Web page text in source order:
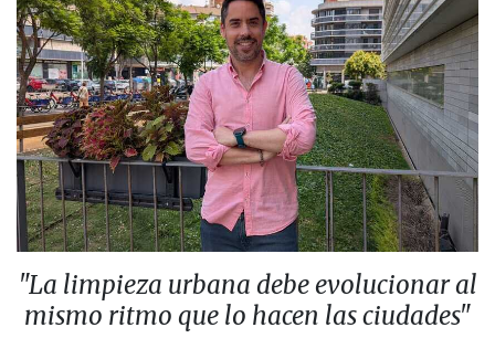
"La limpieza urbana debe evolucionar al
mismo ritmo que lo hacen las ciudades"